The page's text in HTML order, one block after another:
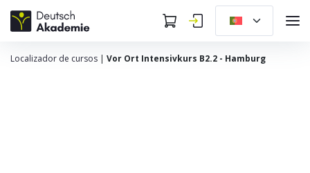
Localizador de cursos | Vor Ort Intensivkurs B2.2 - Hamburg